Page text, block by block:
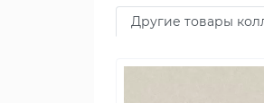
Другие товары